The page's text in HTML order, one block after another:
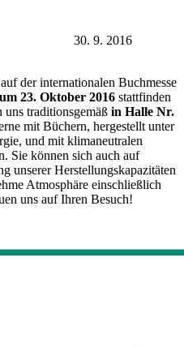
30. 9. 2016
der internationalen Buchmesse
23. Oktober 2016 stattfinden
traditionsgemäß in Halle Nr.
mit Büchern, hergestellt unter
und mit klimaneutralen
Sie können sich auch auf
unserer Herstellungskapazitäten
Atmosphäre einschließlich
uns auf Ihren Besuch!